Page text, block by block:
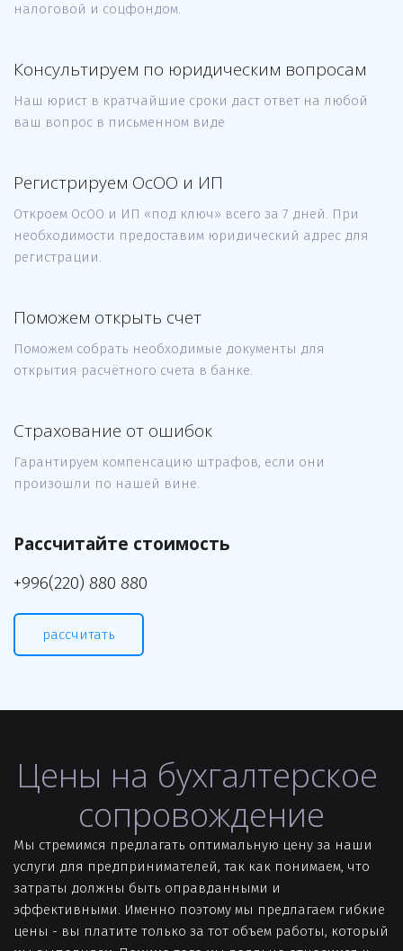
налоговой и соцфондом.
Консультируем по юридическим вопросам
Наш юрист в кратчайшие сроки даст ответ на любой
ваш вопрос в письменном виде
Регистрируем ОсОО и ИП
Откроем ОсОО и ИП «под ключ» всего за 7 дней. При
необходимости предоставим юридический адрес для
регистрации.
Поможем открыть счет
Поможем собрать необходимые документы для
открытия расчётного счета в банке.
Страхование от ошибок
Гарантируем компенсацию штрафов, если они
произошли по нашей вине.
Рассчитайте стоимость
+996(220) 880 880
рассчитать
Цены на бухгалтерское
сопровождение
Мы стремимся предлагать оптимальную цену за наши
услуги для предпринимателей, так как понимаем, что
затраты должны быть оправданными и
эффективными. Именно поэтому мы предлагаем гибкие
цены - вы платите только за тот объем работы, который